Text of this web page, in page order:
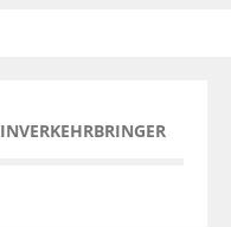
INVERKEHRBRINGER